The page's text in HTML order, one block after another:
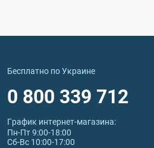
Бесплатно по Украине
0 800 339 712
График интернет‑магазина:
Пн-Пт 9:00-18:00
Сб-Вс 10:00-17:00